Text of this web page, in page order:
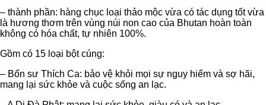
– thành phần: hàng chục loại thảo mộc vừa có tác dụng tốt vừa
là hương thơm trên vùng núi non cao của Bhutan hoàn toàn
không có hóa chất, tự nhiên 100%.
Gồm có 15 loại bột cúng:
– Bổn sư Thích Ca: bảo vệ khỏi mọi sự nguy hiểm và sợ hãi,
mang lại sức khỏe và cuộc sống an lạc.